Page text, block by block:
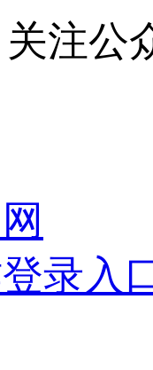
关注公
录入